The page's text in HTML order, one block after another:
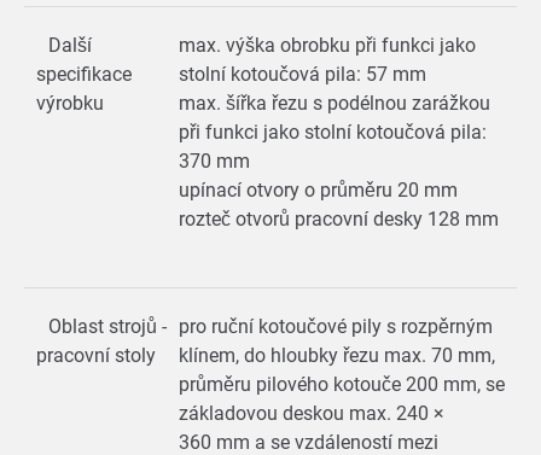
Další
specifikace
výrobku
max. výška obrobku při funkci jako
stolní kotoučová pila: 57 mm
max. šířka řezu s podélnou zarážkou
při funkci jako stolní kotoučová pila:
370 mm
upínací otvory o průměru 20 mm
rozteč otvorů pracovní desky 128 mm
Oblast strojů -
pracovní stoly
pro ruční kotoučové pily s rozpěrným
klínem, do hloubky řezu max. 70 mm,
průměru pilového kotouče 200 mm, se
základovou deskou max. 240 ×
360 mm a se vzdáleností mezi